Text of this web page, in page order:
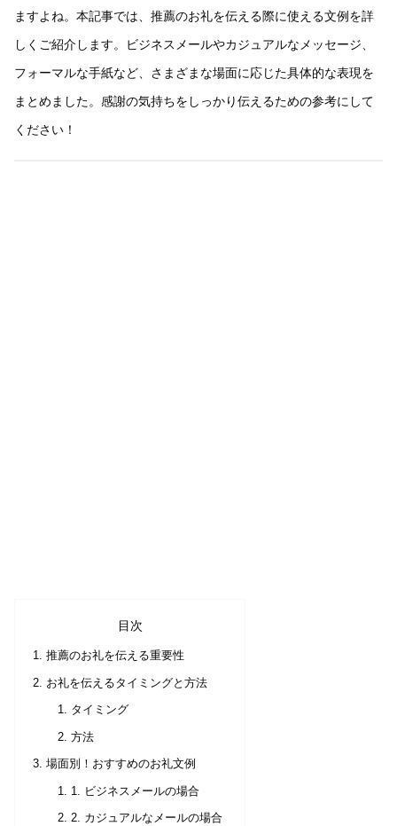
ますよね。本記事では、推薦のお礼を伝える際に使える文例を詳
しくご紹介します。ビジネスメールやカジュアルなメッセージ、
フォーマルな手紙など、さまざまな場面に応じた具体的な表現を
まとめました。感謝の気持ちをしっかり伝えるための参考にして
ください！
目次
推薦のお礼を伝える重要性
お礼を伝えるタイミングと方法
タイミング
方法
場面別！おすすめのお礼文例
1. ビジネスメールの場合
2. カジュアルなメールの場合